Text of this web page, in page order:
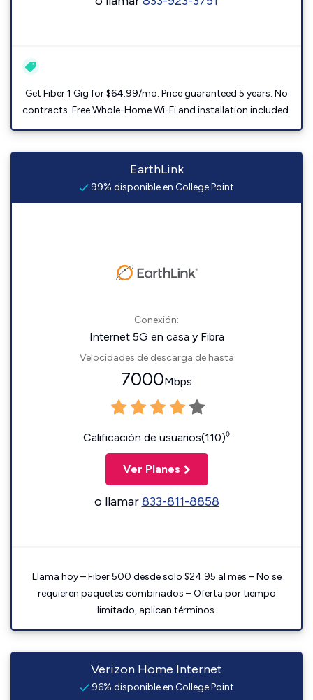
Get Fiber 1 Gig for $64.99/mo. Price guaranteed 5 years. No
contracts. Free Whole-Home Wi-Fi and installation included.
EarthLink
99% disponible en College Point
Conexión:
Internet 5G en casa y Fibra
Velocidades de descarga de hasta
7000Mbps
Calificación de usuarios(110)◊
Ver Planes
o llamar833-811-8858
Llama hoy – Fiber 500 desde solo $24.95 al mes – No se
requieren paquetes combinados – Oferta por tiempo
limitado, aplican términos.
Verizon Home Internet
96% disponible en College Point